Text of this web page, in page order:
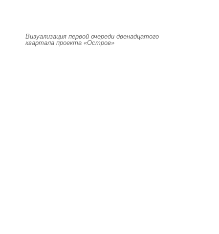
Визуализация первой очереди двенадцатого
квартала проекта «Остров»